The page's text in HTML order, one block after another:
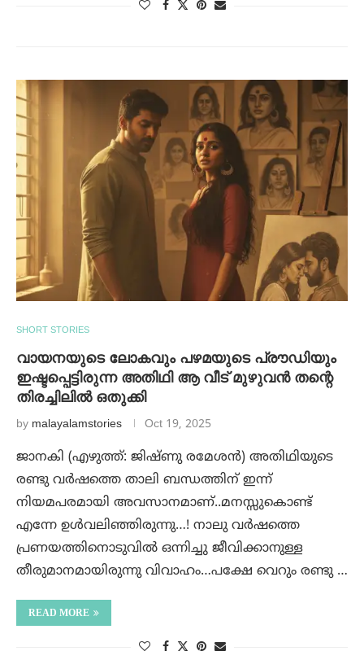
SHORT STORIES
വായനയുടെ ലോകവും പഴമയുടെ പ്രൗഡിയും
ഇഷ്ടപ്പെട്ടിരുന്ന അതിഥി ആ വീട് മുഴുവൻ തന്റെ
തിരച്ചിലിൽ ഒതുക്കി
by malayalamstories Oct 19, 2025
ജാനകി (എഴുത്ത്: ജിഷ്ണു രമേശൻ) അതിഥിയുടെ
രണ്ടു വർഷത്തെ താലി ബന്ധത്തിന് ഇന്ന്
നിയമപരമായി അവസാനമാണ്..മനസ്സുകൊണ്ട്
എന്നേ ഉൾവലിഞ്ഞിരുന്നു…! നാലു വർഷത്തെ
പ്രണയത്തിനൊടുവിൽ ഒന്നിച്ചു ജീവിക്കാനുള്ള
തീരുമാനമായിരുന്നു വിവാഹം…പക്ഷേ വെറും രണ്ടു …
READ MORE